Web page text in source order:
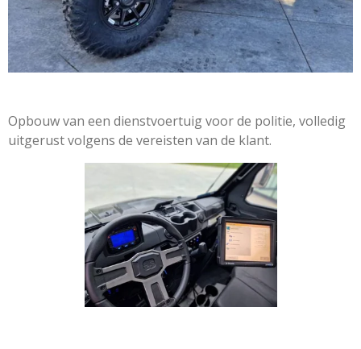
Opbouw van een dienstvoertuig voor de politie, volledig
uitgerust volgens de vereisten van de klant.